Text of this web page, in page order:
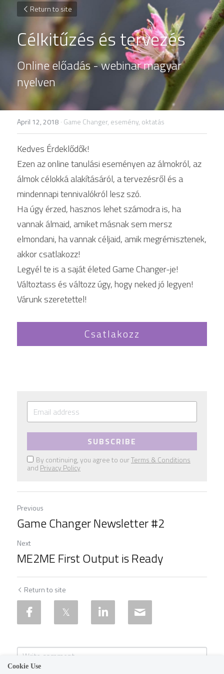
Return to site
Célkitűzés és tervezés
Online előadás - webinar magyar
nyelven
April 12, 2018 · Game Changer, esemény, oktatás
Kedves Érdeklődők!
Ezen az online tanulási eseményen az álmokról, az
álmok célokká alakításáról, a tervezésről és a
mindennapi tennivalókról lesz szó.
Ha úgy érzed, hasznos lehet számodra is, ha
vannak álmaid, amiket másnak sem mersz
elmondani, ha vannak céljaid, amik megrémisztenek,
akkor csatlakozz!
Legyél te is a saját életed Game Changer-je!
Változtass és változz úgy, hogy neked jó legyen!
Várunk szeretettel!
Csatlakozz
SUBSCRIBE
By continuing, you agree to ourTerms & Conditions
and Privacy Policy
Previous
Game Changer Newsletter #2
Next
ME2ME First Output is Ready
Return to site
Cookie Use